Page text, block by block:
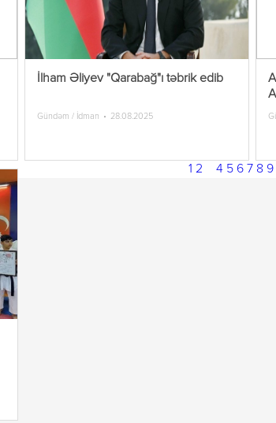
İlham Əliyev "Qarabağ"ı təbrik edib
Gündəm / İdman 28.08.2025
1 2 4 5 6 7 8 9